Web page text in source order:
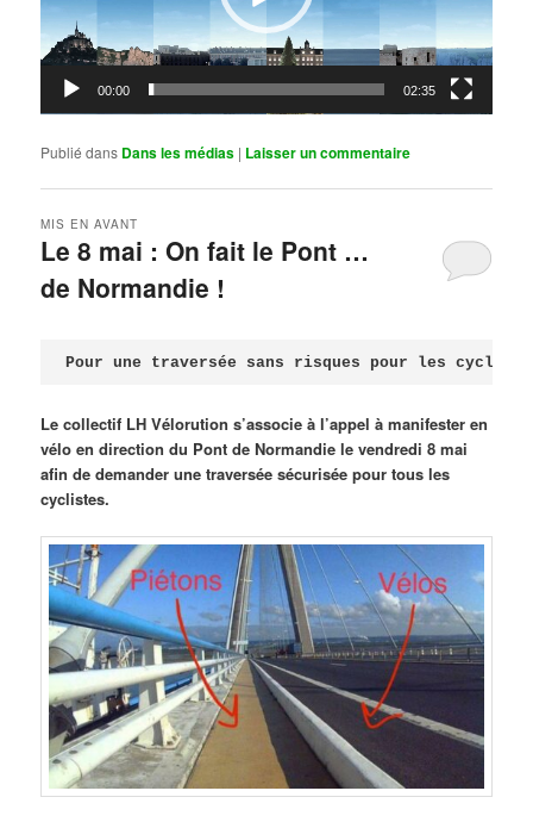
00:00 02:35
Publié dans Dans les médias | Laisser un commentaire
Le 8 mai : On fait le Pont …
de Normandie !
MIS EN AVANT
Pour une traversée sans risques pour les
Le collectif LH Vélorution s’associe à l’appel à manifester en
vélo en direction du Pont de Normandie le vendredi 8 mai
afin de demander une traversée sécurisée pour tous les
cyclistes.